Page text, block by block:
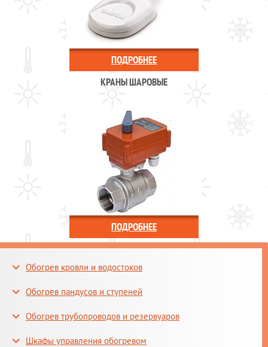
ПОДРОБНЕЕ
КРАНЫ ШАРОВЫЕ
ПОДРОБНЕЕ
Обогрев кровли и водостоков
Обогрев пандусов и ступеней
Обогрев трубопроводов и резервуаров
Шкафы управления обогревом